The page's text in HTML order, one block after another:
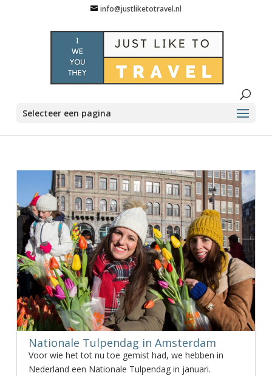
info@justliketotravel.nl
Selecteer een pagina
Nationale Tulpendag in Amsterdam
Voor wie het tot nu toe gemist had, we hebben in
Nederland een Nationale Tulpendag in januari.